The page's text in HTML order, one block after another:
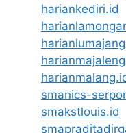
hariankediri.id
smanics-
smakstlouis.id